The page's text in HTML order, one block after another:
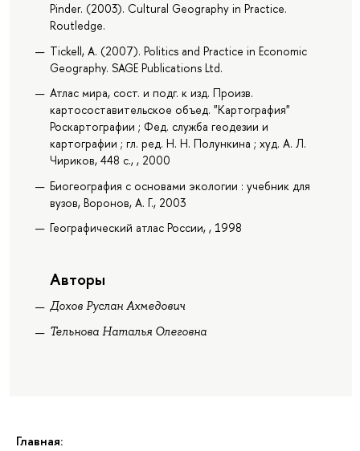
Главная:
Pinder. (2003). Cultural Geography in Practice.
Routledge.
Tickell, A. (2007). Politics and Practice in Economic
Geography. SAGE Publications Ltd.
Атлас мира, сост. и подг. к изд. Произв.
картосоставительское объед. "Картография"
Роскартографии ; Фед. служба геодезии и
картографии ; гл. ред. Н. Н. Полункина ; худ. А. Л.
Чириков, 448 с., , 2000
Биогеография с основами экологии : учебник для
вузов, Воронов, А. Г., 2003
Географический атлас России, , 1998
Авторы
Дохов Руслан Ахмедович
Тельнова Наталья Олеговна